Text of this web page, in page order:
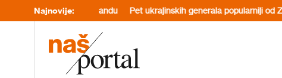
Najnovije:
školi na Tajlandu Pet ukrajinskih generala popularniji od Zelenskog